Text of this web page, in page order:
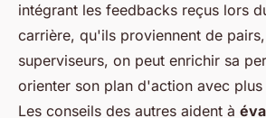
intégrant les feedbacks reçus lors
carrière, qu'ils proviennent de
superviseurs, on peut enrichir sa
orienter son plan d'action avec
Les conseils des autres aident à